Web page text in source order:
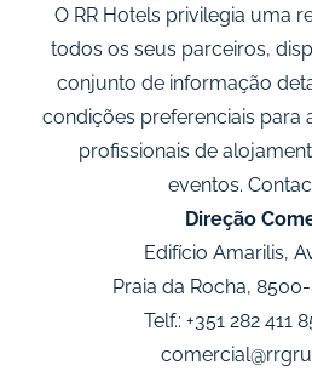
O RR Hotels privilegia uma
todos os seus parceiros,
conjunto de informação
condições preferenciais para
profissionais de
eventos.
Direção
Edifício Amarilis,
Praia da Rocha,
Telf.: +351 282 411